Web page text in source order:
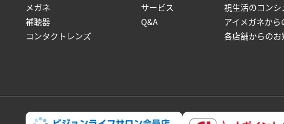
メガネ
補聴器
コンタクトレンズ
サービス
Q&A
視生活のコンシ
アイメガネから
各店舗からのお